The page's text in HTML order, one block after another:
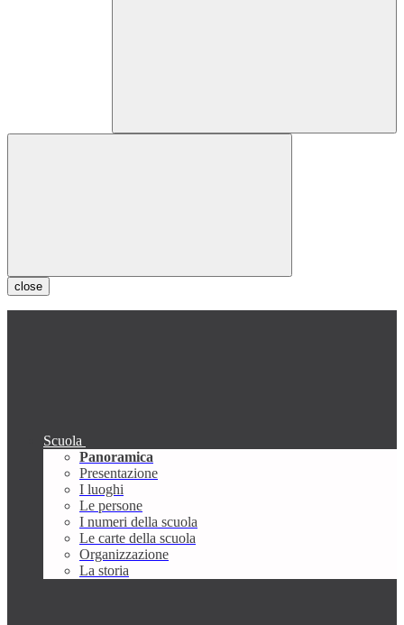
close
Scuola
Panoramica
Presentazione
I luoghi
Le persone
I numeri della scuola
Le carte della scuola
Organizzazione
La storia